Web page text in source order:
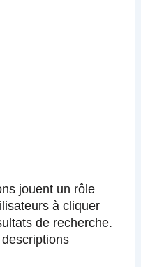
jouent un rôle
à cliquer
de recherche.